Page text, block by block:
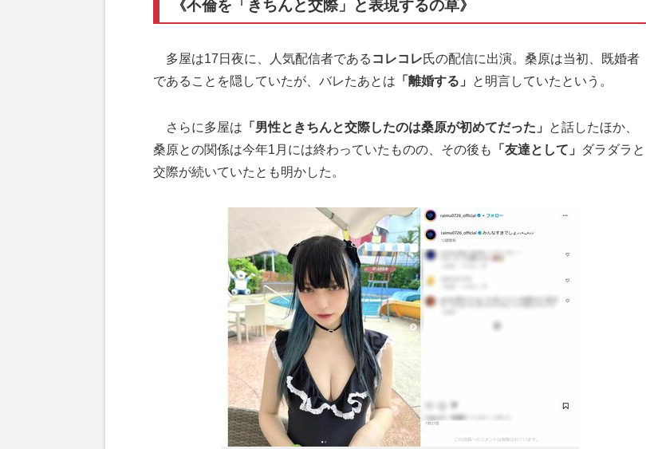
《不倫を「きちんと交際」と表現するの草》
多屋は17日夜に、人気配信者である コレコレ氏の配信に出演。桑原は当初、既婚者
であることを隠していたが、バレたあとは 「離婚する」 と明言していたという。
さらに多屋は 「男性ときちんと交際したのは桑原が初めてだった」
と話したほか、
桑原との関係は今年1月には終わっていたものの、その後も
「友達として」
ダラダラと
交際が続いていたとも明かした。